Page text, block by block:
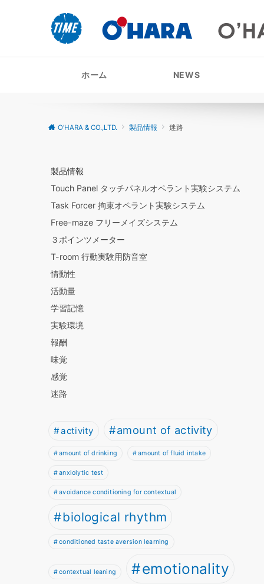
ホーム NEWS
O’HARA & CO.,LTD. 製品情報 迷路
製品情報
Touch Panel タッチパネルオペラント実験システム
Task Forcer 拘束オペラント実験システム
Free-maze フリーメイズシステム
３ポインツメーター
T-room 行動実験用防音室
情動性
活動量
学習記憶
実験環境
報酬
味覚
感覚
迷路
activity amount of activity
amount of drinking amount of fluid intake
anxiolytic test
avoidance conditioning for contextual
biological rhythm
conditioned taste aversion learning
contextual leaning emotionality